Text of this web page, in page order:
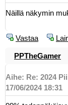
Näillä näkymin
Vastaa
PPTheGamer
Aihe: Re: 2024
17/06/2024 18:31